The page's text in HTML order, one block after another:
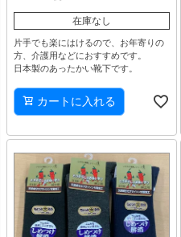
在庫なし
片手でも楽にはけるので、お年寄りの
方、介護用などにおすすめです。
日本製のあったかい靴下です。
カートに入れる